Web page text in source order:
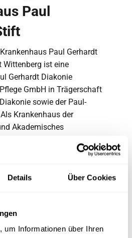
Details Über Cookies
um Informationen über Ihren
Paul
Paul Gerhardt
ist eine
Gerhardt Diakonie
GmbH in Trägerschaft
sowie der Paul-
Krankenhaus der
Akademisches
wir neben einer
und Zentren.
Coswig